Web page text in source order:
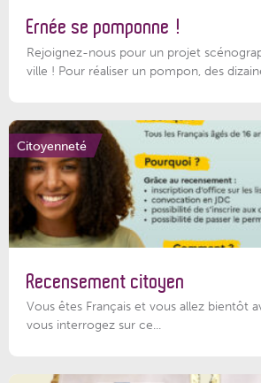
Ernée se pomponne !
Rejoignez-nous pour un projet
ville ! Pour réaliser un pompon, des
Citoyenneté
Recensement citoyen
Vous êtes Français et vous allez bientôt
vous interrogez sur ce...